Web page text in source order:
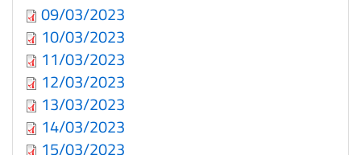
09/03/2023
10/03/2023
11/03/2023
12/03/2023
13/03/2023
14/03/2023
15/03/2023